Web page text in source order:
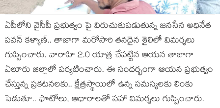
ఏపీలోని వైసీపీ ప్ర‌భుత్వం పై విరుచుకుప‌డుతున్న జ‌న‌సేన అధినేత
ప‌వ‌న్ క‌ళ్యాణ్‌.. తాజాగా మ‌రోసారి త‌న‌దైన శైలిలో విమ‌ర్శ‌లు
గుప్పించారు. వారాహి 2.0 యాత్ర చేప‌ట్టిన ఆయ‌న తాజాగా
ఏలూరు జిల్లాలో ప‌ర్య‌టించారు. ఈ సంద‌ర్భంగా ఆయ‌న ప్ర‌భుత్వం
చేస్తున్న ప్ర‌క‌ట‌న‌ల‌కు.. క్షేత్ర‌స్థాయిలో ఉన్న స‌మ‌స్య‌లకు లింకు
పెడుతూ.. ఫొటోలు, ఆధారాల‌తో స‌హా విమ‌ర్శ‌లు గుప్పించారు.